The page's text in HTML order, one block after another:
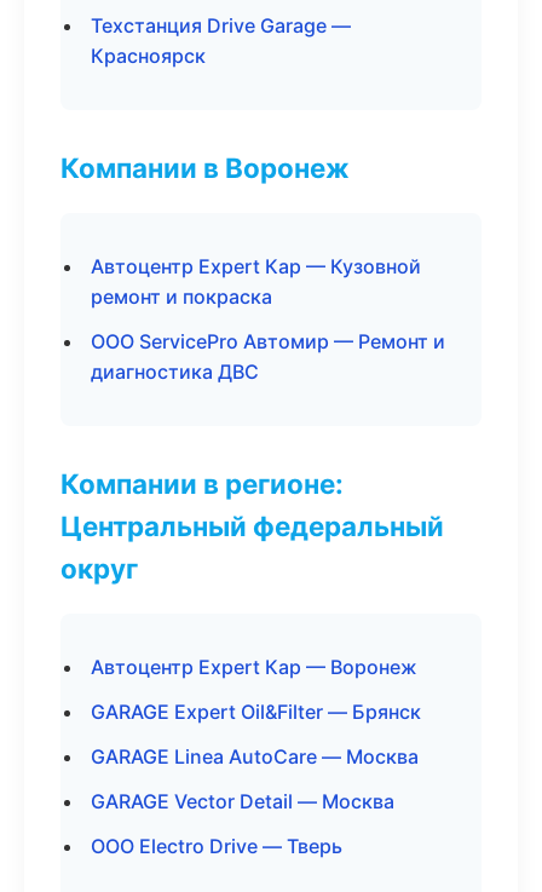
Техстанция Drive Garage —
Красноярск
Компании в Воронеж
Автоцентр Expert Кар — Кузовной
ремонт и покраска
ООО ServicePro Автомир — Ремонт и
диагностика ДВС
Компании в регионе:
Центральный федеральный
округ
Автоцентр Expert Кар — Воронеж
GARAGE Expert Oil&Filter — Брянск
GARAGE Linea AutoCare — Москва
GARAGE Vector Detail — Москва
ООО Electro Drive — Тверь